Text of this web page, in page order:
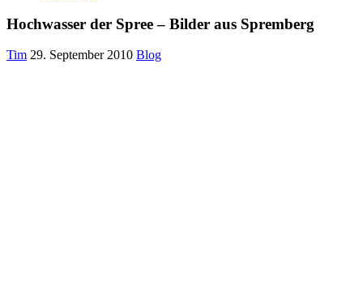
Hochwasser der Spree – Bilder aus Spremberg
Tim 29. September 2010 Blog